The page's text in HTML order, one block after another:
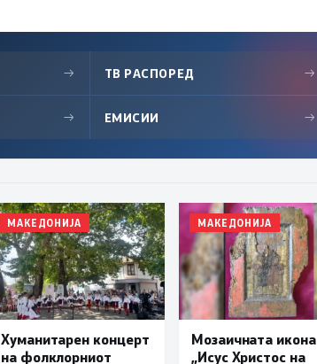
→ ТВ РАСПОРЕД →
→ ЕМИСИИ →
МАКЕДОНИЈА
Хуманитарен концерт
на фолклорниот
МАКЕДОНИЈА
Мозаичната икона
„Исус Христос на